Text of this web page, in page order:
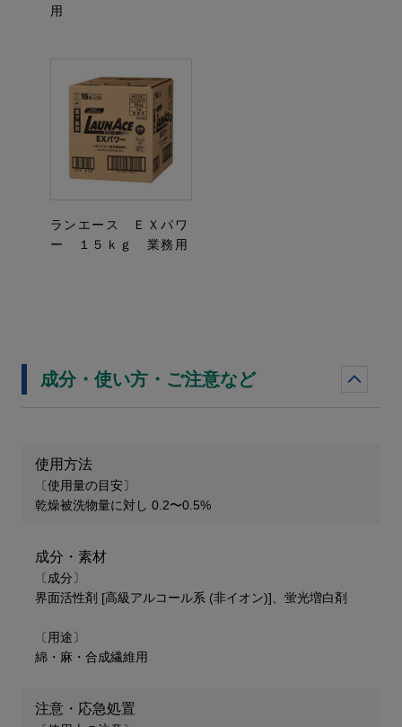
用
ランエース ＥＸパワ
ー １５ｋｇ 業務用
成分・使い方・ご注意など
使用方法
〔使用量の目安〕
乾燥被洗物量に対し 0.2〜0.5%
成分・素材
〔成分〕
界面活性剤 [高級アルコール系 (非イオン)]、蛍光増白剤
〔用途〕
綿・麻・合成繊維用
注意・応急処置